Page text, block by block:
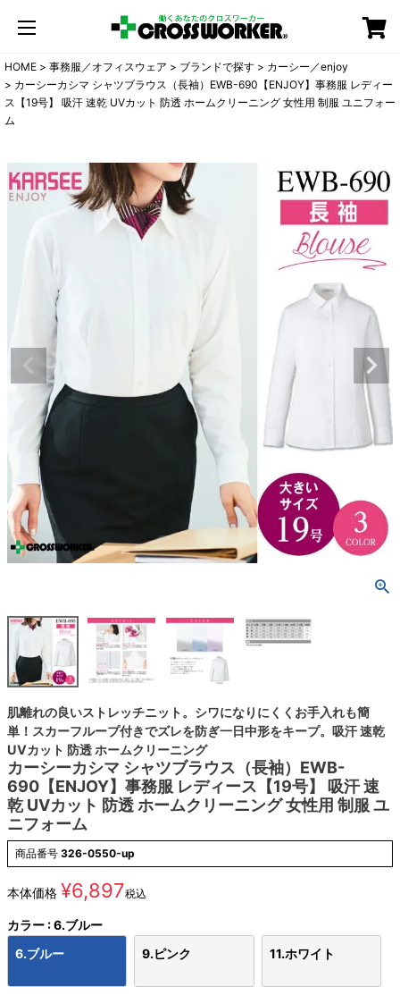
HOME 事務服／オフィスウェア ブランドで探す
カーシー／enjoy
カーシーカシマ シャツブラウス（長袖）EWB-690【ENJOY】事務服 レディー
ス【19号】 吸汗 速乾 UVカット 防透 ホームクリーニング 女性用 制服 ユニフォー
ム
肌離れの良いストレッチニット。シワになりにくくお手入れも簡
単！スカーフループ付きでズレを防ぎ一日中形をキープ。吸汗 速乾
UVカット 防透 ホームクリーニング
カーシーカシマ シャツブラウス（長袖）EWB-
690【ENJOY】事務服 レディース【19号】 吸汗 速
乾 UVカット 防透 ホームクリーニング 女性用 制服 ユ
ニフォーム
商品番号 326-0550-up
本体価格 ¥6,897税込
カラー 6.ブルー
6.ブルー
9.ピンク 11.ホワイト